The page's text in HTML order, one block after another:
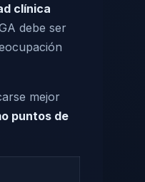
clínica
debe ser
mejor
puntos de